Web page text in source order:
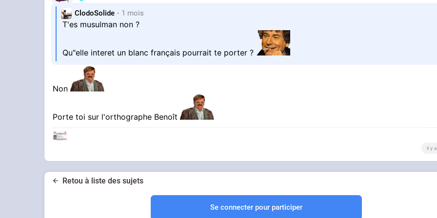
ClodoSolide 1 mois
T'es musulman non ?
Qu"elle interet un blanc français pourrait te porter ?
Non
Porte toi sur l'orthographe Benoît
il y
Retou à liste des sujets
Se connecter pour participer